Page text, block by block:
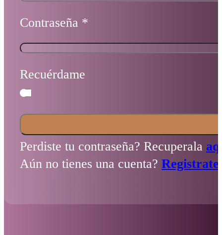
Contraseña *
Recuérdame
Perdiste tu contraseña? Recuperala
Aún no tienes una cuenta?